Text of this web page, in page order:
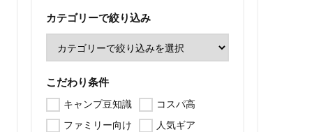
カテゴリーで絞り込み
こだわり条件
キャンプ豆知識 コスパ高
ファミリー向け 人気ギア